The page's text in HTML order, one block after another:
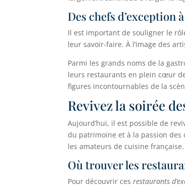
Des chefs d’exception
Il est important de souligner le
leur savoir-faire. À l’image des
Parmi les grands noms de la
leurs restaurants en plein cœur
figures incontournables de la
Revivez la soirée
Aujourd’hui, il est possible de
du patrimoine et à la passion
les amateurs de cuisine française.
Où trouver les
Pour découvrir cesrestaurants